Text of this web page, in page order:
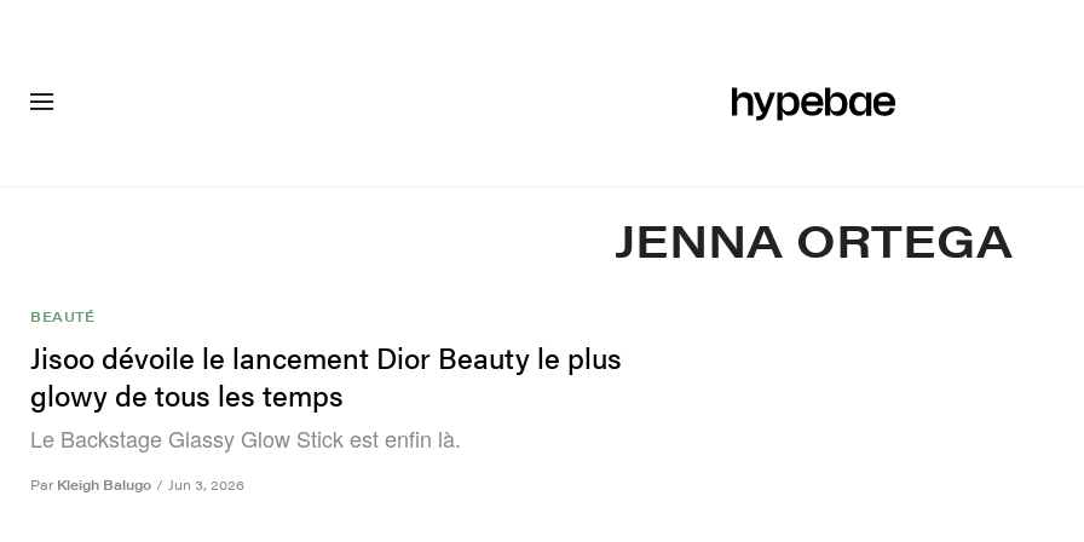
JENNA ORTEGA
BEAUTÉ
Jisoo dévoile le lancement Dior Beauty le plus
glowy de tous les temps
Le Backstage Glassy Glow Stick est enfin là.
Par Kleigh Balugo / Jun 3, 2026